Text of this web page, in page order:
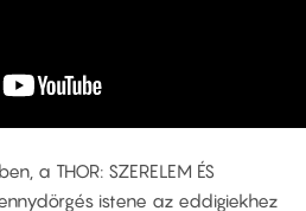
a THOR: SZERELEM ÉS
istene az eddigiekhez